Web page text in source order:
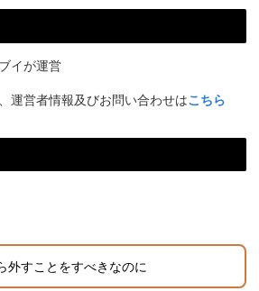
イが運営
運営者情報及びお問い合わせはこちら
外すことをすべきなのに